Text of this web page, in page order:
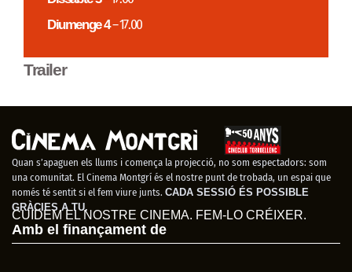
Diumenge 4– 17.00
Trailer
Quan s’apaguen els llums i comença la projecció, no som espectadors: som
una comunitat. El Cinema Montgrí és el nostre punt de trobada, un espai que
només té sentit si el fem viure junts. CADA SESSIÓ ÉS POSSIBLE
GRÀCIES A TU.
CUIDEM EL NOSTRE CINEMA. FEM-LO CRÉIXER.
Amb el finançament de